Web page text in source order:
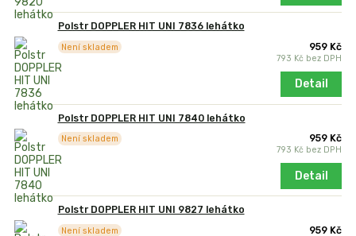
Polstr DOPPLER HIT UNI 7836 lehátko
959 Kč
793 Kč bez DPH
Není skladem
Detail
Polstr DOPPLER HIT UNI 7840 lehátko
959 Kč
793 Kč bez DPH
Není skladem
Detail
Polstr DOPPLER HIT UNI 9827 lehátko
959 Kč
Není skladem